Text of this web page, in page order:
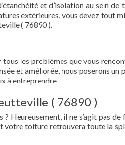
et d’isolation au sein de
extérieures, vous devez tout
( 76890 ).
les problèmes que vous
et améliorée, nous poserons un
à entreprendre.
( 76890 )
Heureusement, il ne s’agit pas de
votre toiture retrouvera toute la